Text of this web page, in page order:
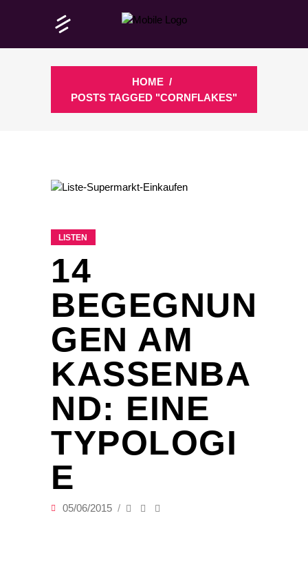
HOME /
POSTS TAGGED "CORNFLAKES"
LISTEN
14
BEGEGNUN
GEN AM
KASSENBA
ND: EINE
TYPOLOGI
E
05/06/2015